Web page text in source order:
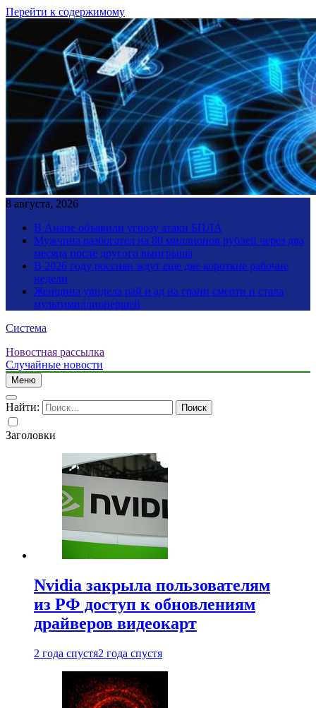
Перейти к содержимому
8 августа, 2026
В Анапе объявили угрозу атаки БПЛА
Мужчина разбогател на 80 миллионов рублей через два
месяца после другого выигрыша
В 2026 году россиян ждут еще две короткие рабочие
недели
Женщина увидела рай и ад на грани смерти и стала
мультимиллионершей
Система
Новостная рассылка
Случайные новости
Меню
Найти:
Заголовки
Nvidia закрыла пользователям
из РФ доступ к обновлениям
драйверов видеокарт
2 года спустя2 года спустя